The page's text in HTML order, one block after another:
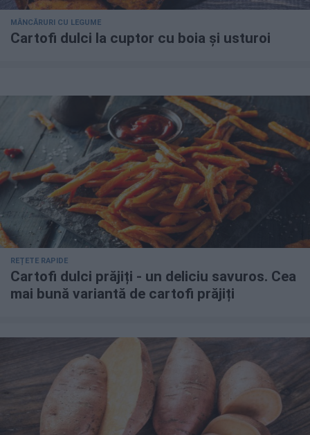
MÂNCĂRURI CU LEGUME
Cartofi dulci la cuptor cu boia și usturoi
REȚETE RAPIDE
Cartofi dulci prăjiți - un deliciu savuros. Cea
mai bună variantă de cartofi prăjiți